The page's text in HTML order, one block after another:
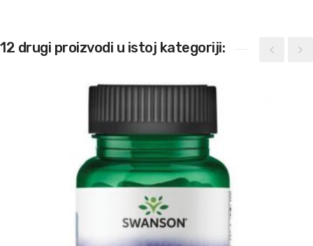
12 drugi proizvodi u istoj kategoriji: